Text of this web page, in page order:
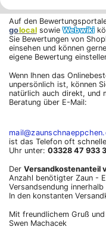
Auf den
golocalsowieWebwiki
Sie Bewertungen von
einsehen und können
eigene Bewertung
Wenn Ihnen das
unpersönlich ist, können
natürlich auch direkt, und
Beratung über E-Mail:
ist das Telefon oft
Uhr unter: 03328 47 933
Der Versandkostenanteil
Anzahl benötigter Zaun -
Versandsendung
In den konstanten
Mit freundlichem Gruß
Swen Machacek